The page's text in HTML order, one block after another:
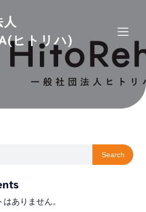
ヒトリハ)
Search
ありません。